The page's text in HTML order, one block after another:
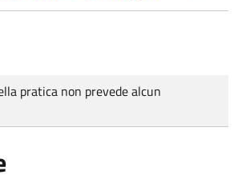
pratica non prevede alcun